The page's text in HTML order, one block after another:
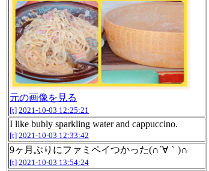
元の画像を見る
[t] 2021-10-03 12:25:21
I like bubly sparkling water and cappuccino.
[t] 2021-10-03 12:33:42
9ヶ月ぶりにファミペイつかった(∩´∀｀)∩
[t] 2021-10-03 13:54:24